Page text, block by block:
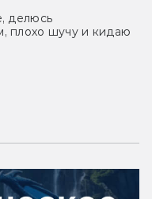
делюсь
плохо шучу и кидаю